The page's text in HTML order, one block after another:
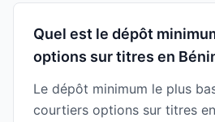
Quel est le dépôt
options sur titres en
Le dépôt minimum le plus
courtiers options sur titres